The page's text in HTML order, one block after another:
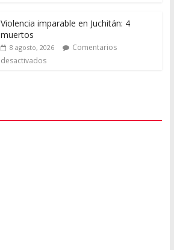
Violencia imparable en Juchitán: 4
muertos
8 agosto, 2026
Comentarios
desactivados